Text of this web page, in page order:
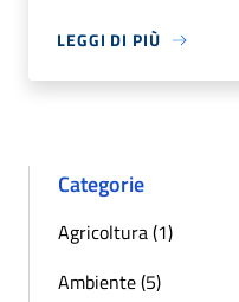
LEGGI DI PIÙ
Categorie
Agricoltura (1)
Ambiente (5)